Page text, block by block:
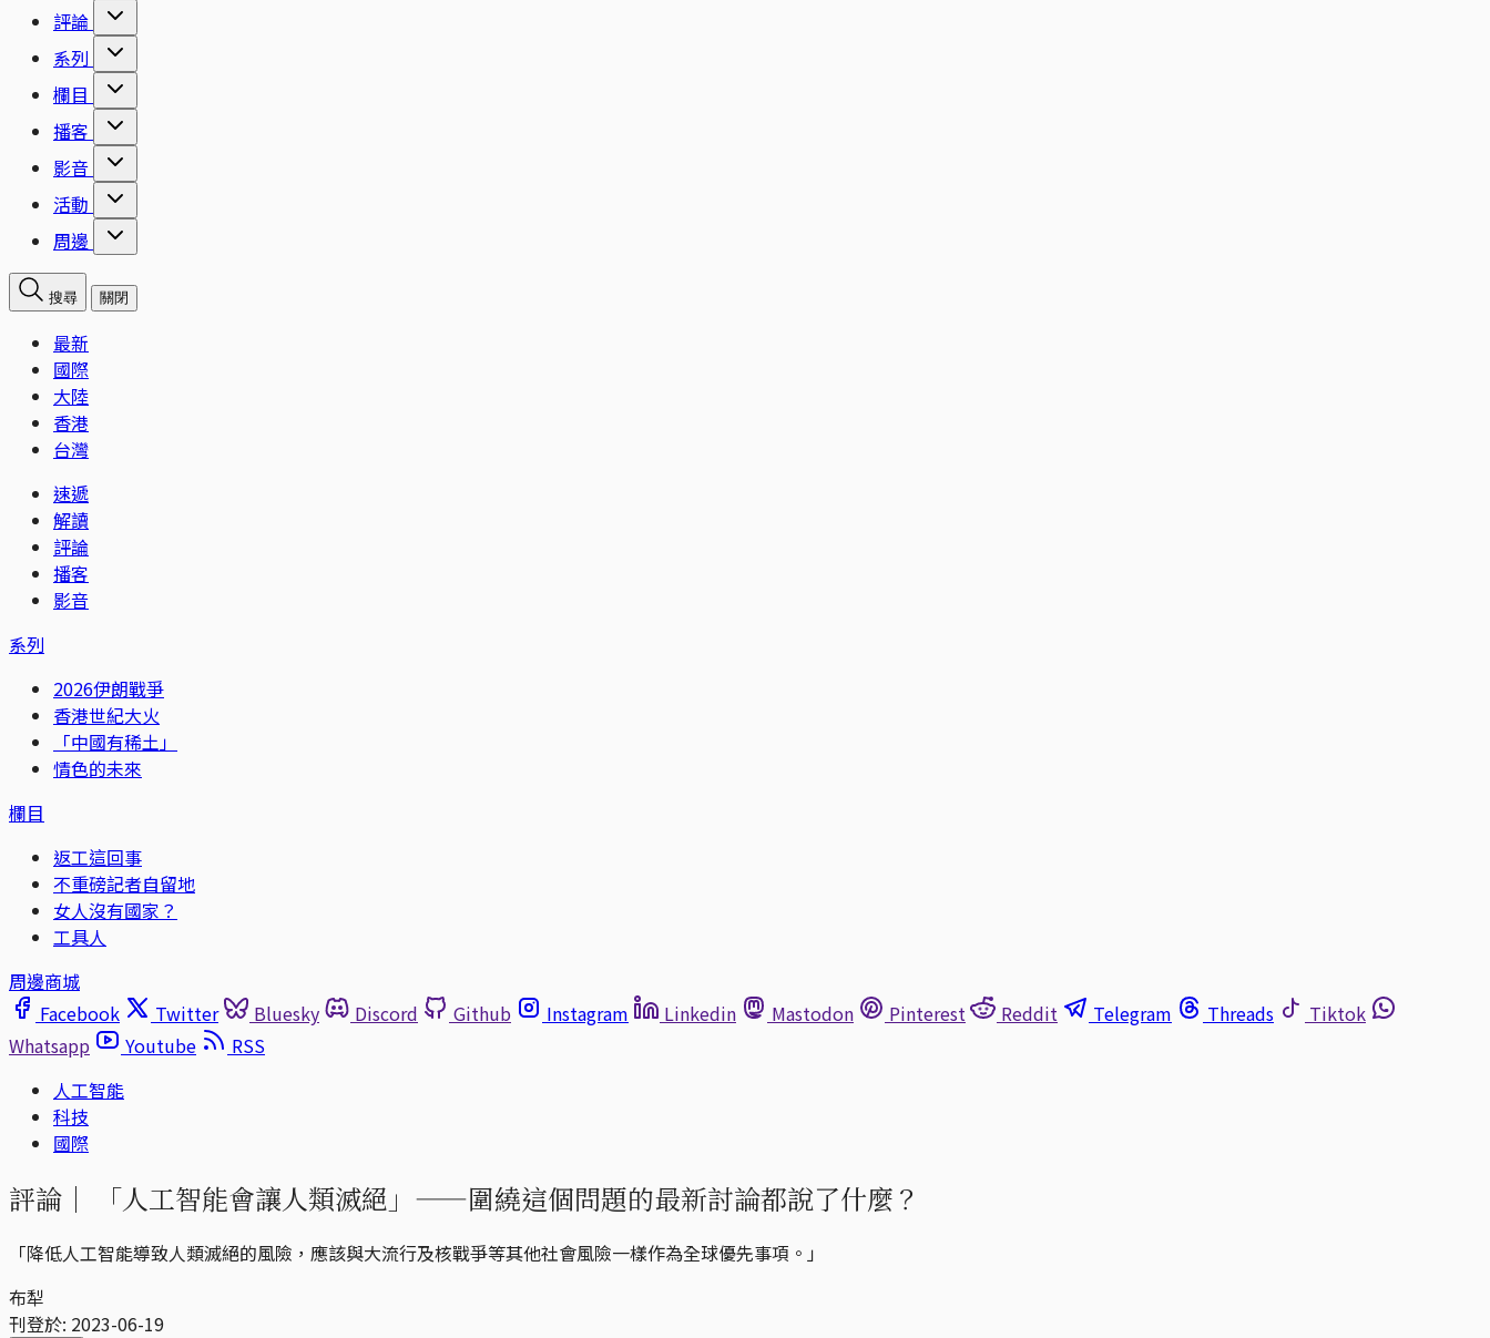
評論
系列
欄目
播客
影音
活動
周邊
搜尋 關閉
最新
國際
大陸
香港
台灣
速遞
解讀
評論
播客
影音
系列
2026伊朗戰爭
香港世紀大火
「中國有稀土」
情色的未來
欄目
返工這回事
不重磅記者自留地
女人沒有國家？
工具人
周邊商城
Facebook
Twitter Bluesky Discord Github Instagram Linkedin Mastodon Pinterest Reddit Telegram Threads
Tiktok
Whatsapp
Youtube
RSS
人工智能
科技
國際
評論｜ 「人工智能會讓人類滅絕」——圍繞這個問題的最新討論都說了什麼？
「降低人工智能導致人類滅絕的風險，應該與大流行及核戰爭等其他社會風險一樣作為全球優先事項。」
布犁
刊登於: 2023-06-19